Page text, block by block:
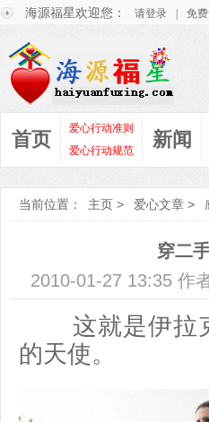
海源福星欢迎您： 请登录 免
首页
爱心行动准则
爱心行动规范
新闻
当前位置： 主页 > 爱心文章 >
穿二
2010-01-27 13:35 作
这就是伊拉
的天使。